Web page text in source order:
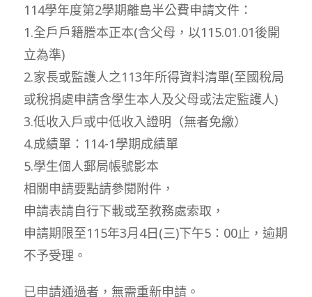
114學年度第2學期離島半公費申請文件：
1.全戶戶籍謄本正本(含父母，以115.01.01後開
立為準)
2.家長或監護人之113年所得資料清單(至國稅局
或稅捐處申請含學生本人及父母或法定監護人)
3.低收入戶或中低收入證明（無者免繳）
4.成績單：114-1學期成績單
5.學生個人郵局帳號影本
相關申請要點請參閱附件，
申請表請自行下載或至教務處索取，
申請期限至115年3月4日(三)下午5：00止，逾期
不予受理。
已申請通過者，無需重新申請。